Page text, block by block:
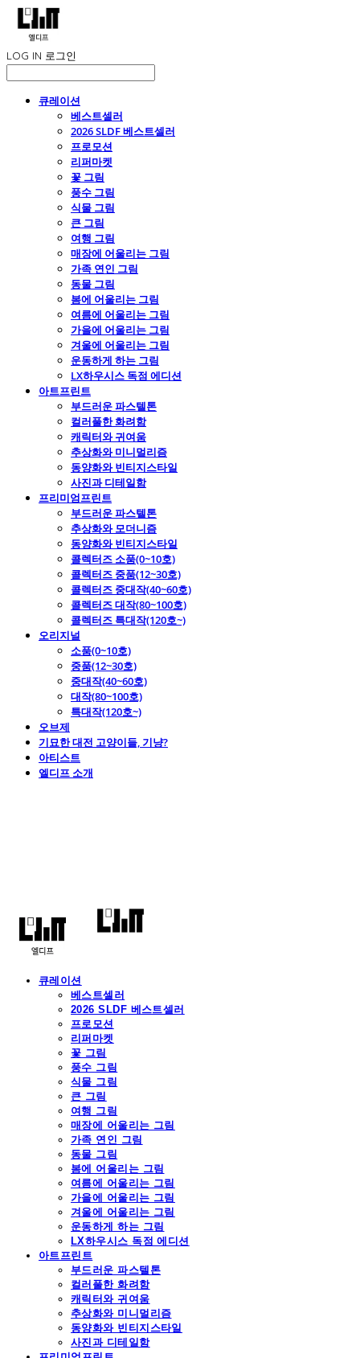
LOG IN 로그인
큐레이션
베스트셀러
2026 SLDF 베스트셀러
프로모션
리퍼마켓
꽃 그림
풍수 그림
식물 그림
큰 그림
여행 그림
매장에 어울리는 그림
가족 연인 그림
동물 그림
봄에 어울리는 그림
여름에 어울리는 그림
가을에 어울리는 그림
겨울에 어울리는 그림
운동하게 하는 그림
LX하우시스 독점 에디션
아트프린트
부드러운 파스텔톤
컬러풀한 화려함
캐릭터와 귀여움
추상화와 미니멀리즘
동양화와 빈티지스타일
사진과 디테일함
프리미엄프린트
부드러운 파스텔톤
추상화와 모더니즘
동양화와 빈티지스타일
콜렉터즈 소품(0~10호)
콜렉터즈 중품(12~30호)
콜렉터즈 중대작(40~60호)
콜렉터즈 대작(80~100호)
콜렉터즈 특대작(120호~)
오리지널
소품(0~10호)
중품(12~30호)
중대작(40~60호)
대작(80~100호)
특대작(120호~)
오브제
기묘한 대전 고양이들, 기냥?
아티스트
엘디프 소개
큐레이션
베스트셀러
2026 SLDF 베스트셀러
프로모션
리퍼마켓
꽃 그림
풍수 그림
식물 그림
큰 그림
여행 그림
매장에 어울리는 그림
가족 연인 그림
동물 그림
봄에 어울리는 그림
여름에 어울리는 그림
가을에 어울리는 그림
겨울에 어울리는 그림
운동하게 하는 그림
LX하우시스 독점 에디션
아트프린트
부드러운 파스텔톤
컬러풀한 화려함
캐릭터와 귀여움
추상화와 미니멀리즘
동양화와 빈티지스타일
사진과 디테일함